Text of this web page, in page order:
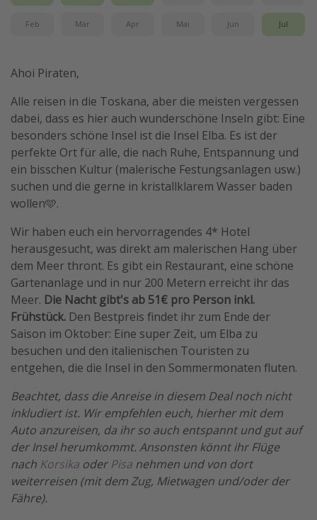
Feb Mär Apr Mai Jun Jul
Ahoi Piraten,
Alle reisen in die Toskana, aber die meisten vergessen
dabei, dass es hier auch wunderschöne Inseln gibt: Eine
besonders schöne Insel ist die Insel Elba. Es ist der
perfekte Ort für alle, die nach Ruhe, Entspannung und
ein bisschen Kultur (malerische Festungsanlagen usw.)
suchen und die gerne in kristallklarem Wasser baden
wollen🩵.
Wir haben euch ein hervorragendes 4* Hotel
herausgesucht, was direkt am malerischen Hang über
dem Meer thront. Es gibt ein Restaurant, eine schöne
Gartenanlage und in nur 200 Metern erreicht ihr das
Meer. Die Nacht gibt's ab 51€ pro Person inkl.
Frühstück. Den Bestpreis findet ihr zum Ende der
Saison im Oktober: Eine super Zeit, um Elba zu
besuchen und den italienischen Touristen zu
entgehen, die die Insel in den Sommermonaten fluten.
Beachtet, dass die Anreise in diesem Deal noch nicht
inkludiert ist. Wir empfehlen euch, hierher mit dem
Auto anzureisen, da ihr so auch entspannt und gut auf
der Insel herumkommt. Ansonsten könnt ihr Flüge
nach Korsika oder Pisa nehmen und von dort
weiterreisen (mit dem Zug, Mietwagen und/oder der
Fähre).